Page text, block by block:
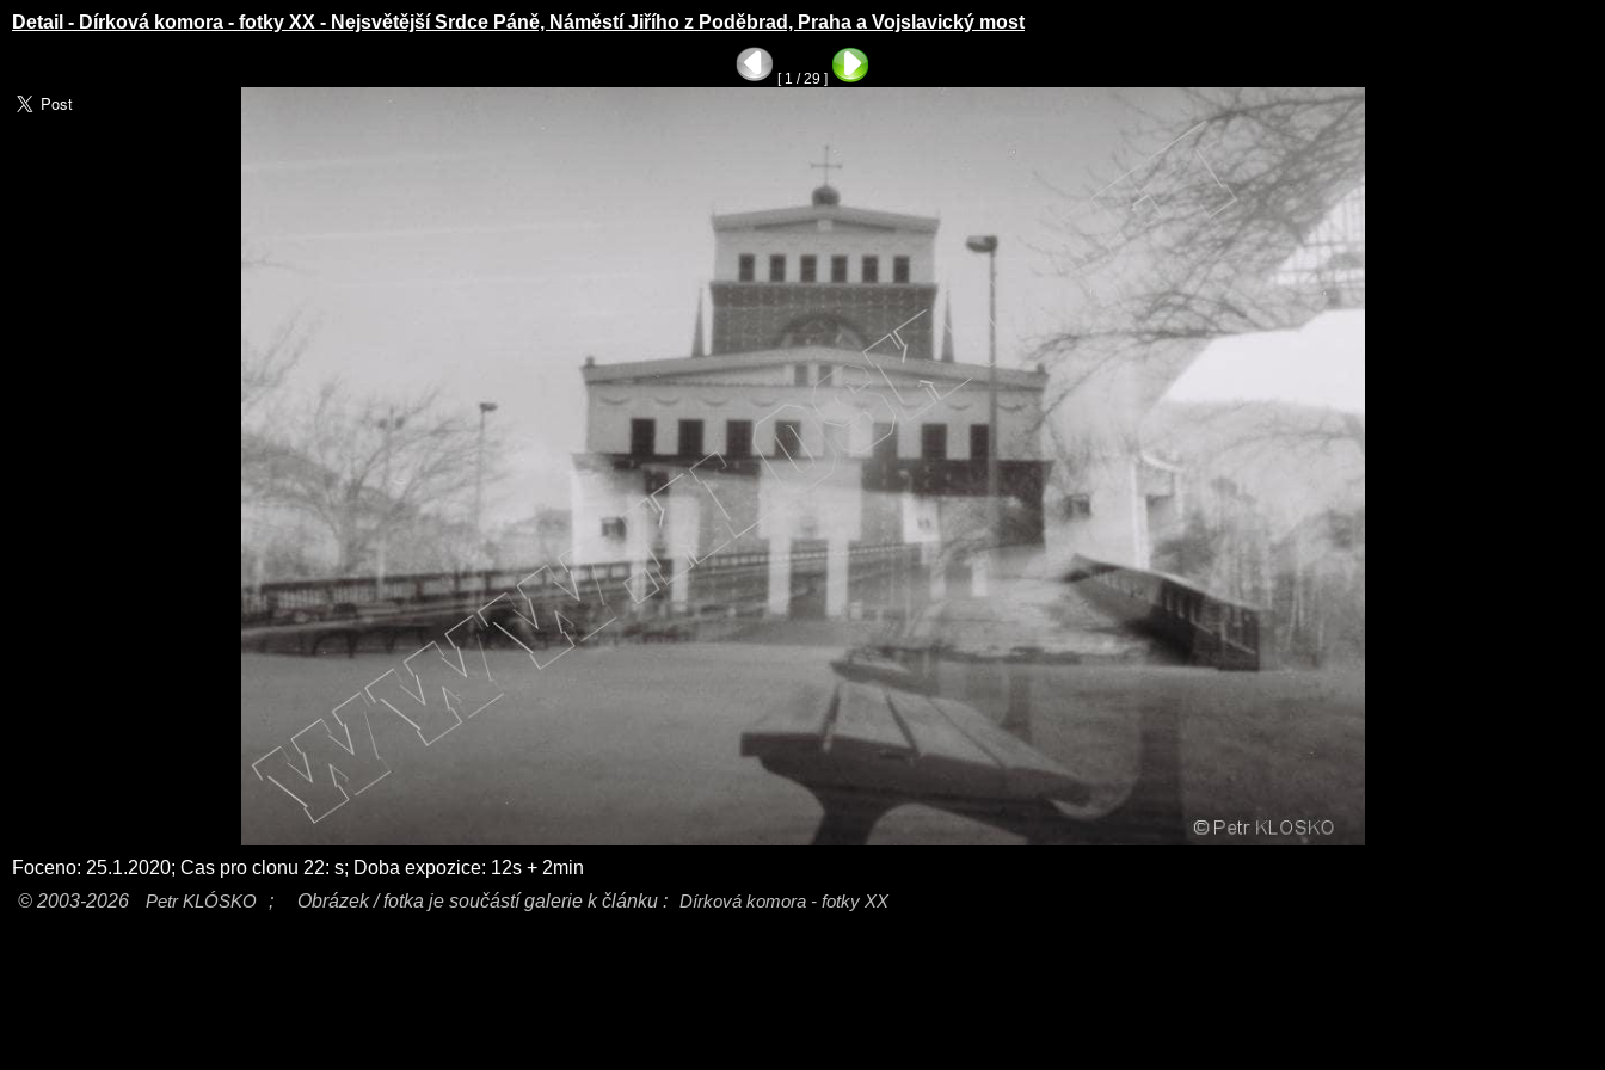
Detail - Dírková komora - fotky XX - Nejsvětější Srdce Páně, Náměstí Jiřího z Poděbrad, Praha a Vojslavický most
[ 1 / 29 ]
Foceno: 25.1.2020; Cas pro clonu 22: s; Doba expozice: 12s + 2min
© 2003-2026
Petr KLÓSKO ; Obrázek / fotka je součástí galerie k článku : Dírková komora - fotky XX